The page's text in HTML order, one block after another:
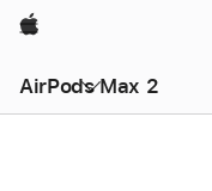
Apple
AirPods Max 2